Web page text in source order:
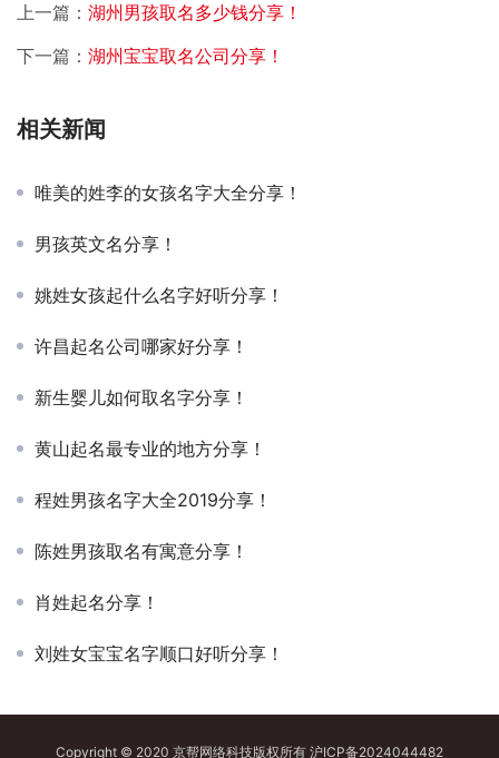
上一篇： 湖州男孩取名多少钱分享！
下一篇： 湖州宝宝取名公司分享！
相关新闻
唯美的姓李的女孩名字大全分享！
男孩英文名分享！
姚姓女孩起什么名字好听分享！
许昌起名公司哪家好分享！
新生婴儿如何取名字分享！
黄山起名最专业的地方分享！
程姓男孩名字大全2019分享！
陈姓男孩取名有寓意分享！
肖姓起名分享！
刘姓女宝宝名字顺口好听分享！
Copyright © 2020 京帮网络科技版权所有 沪ICP备2024044482